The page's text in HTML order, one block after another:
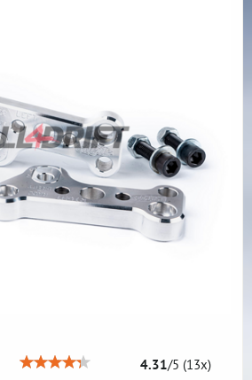
4.31/5 (13x)